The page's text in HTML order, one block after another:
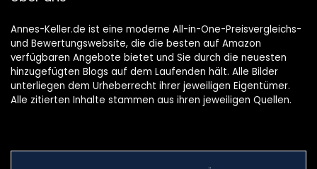
Annes-Keller.de ist eine moderne All-in-One-Preisvergleichs-
und Bewertungswebsite, die die besten auf Amazon
verfügbaren Angebote bietet und Sie durch die neuesten
hinzugefügten Blogs auf dem Laufenden hält. Alle Bilder
unterliegen dem Urheberrecht ihrer jeweiligen Eigentümer.
Alle zitierten Inhalte stammen aus ihren jeweiligen Quellen.